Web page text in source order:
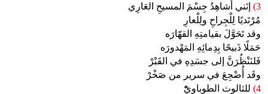
3)
إنَني أُشاهِدُ جِسْمَ المسيحِ العَارِي
مُرْتَديًا لِلْجِراحِ ولِلْعارِ
وقد تَحَوَّلَ بقيامتِهِ القهّارَه
حَمَلًا ذَبيحًا بِدِمائِهِ المَهْدورَه
فَلنَنْظُرَنَّ إلى جسَدِهِ في القَبْرْ
وقَد أُضْجِعَ في سرير من صَخْرْ
4) للثالوث الطوباويّْ